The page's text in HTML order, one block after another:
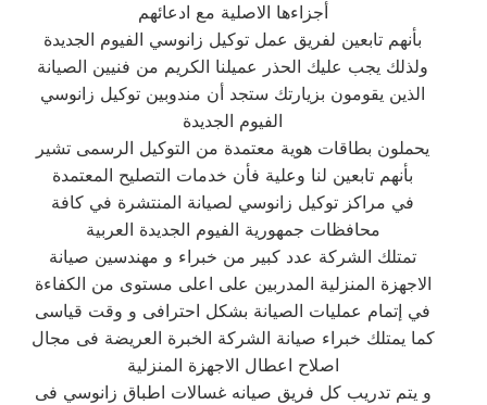
أجزاءها الاصلية مع ادعائهم
بأنهم تابعين لفريق عمل توكيل زانوسي الفيوم الجديدة
ولذلك يجب عليك الحذر عميلنا الكريم من فنيين الصيانة
الذين يقومون بزيارتك ستجد أن مندوبين توكيل زانوسي
الفيوم الجديدة
يحملون بطاقات هوية معتمدة من التوكيل الرسمى تشير
بأنهم تابعين لنا وعلية فأن خدمات التصليح المعتمدة
في مراكز توكيل زانوسي لصيانة المنتشرة في كافة
محافظات جمهورية الفيوم الجديدة العربية
تمتلك الشركة عدد كبير من خبراء و مهندسين صيانة
الاجهزة المنزلية المدربين على اعلى مستوى من الكفاءة
في إتمام عمليات الصيانة بشكل احترافى و وقت قياسى
كما يمتلك خبراء صيانة الشركة الخبرة العريضة فى مجال
اصلاح اعطال الاجهزة المنزلية
و يتم تدريب كل فريق صيانه غسالات اطباق زانوسي فى